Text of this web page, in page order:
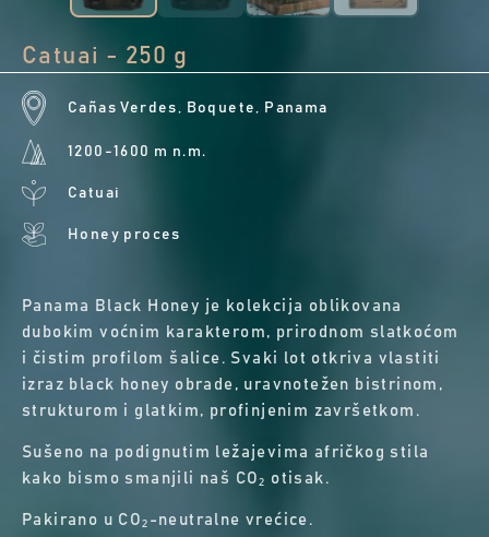
Catuai - 250 g
Cañas Verdes, Boquete, Panama
1200-1600 m n.m.
Catuai
Honey proces
Panama Black Honey je kolekcija oblikovana
dubokim voćnim karakterom, prirodnom slatkoćom
i čistim profilom šalice. Svaki lot otkriva vlastiti
izraz black honey obrade, uravnotežen bistrinom,
strukturom i glatkim, profinjenim završetkom.
Sušeno na podignutim ležajevima afričkog stila
kako bismo smanjili naš CO₂ otisak.
Pakirano u CO₂-neutralne vrećice.